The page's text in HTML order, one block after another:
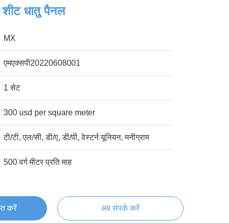
शीट धातु पैनल
MX
एमएक्सपी20220608001
1 सेट
300 usd per square meter
टी/टी, एल/सी, डी/ए, डी/पी, वेस्टर्न यूनियन, मनीग्राम
500 वर्ग मीटर प्रति माह
करें अब संपर्क करें